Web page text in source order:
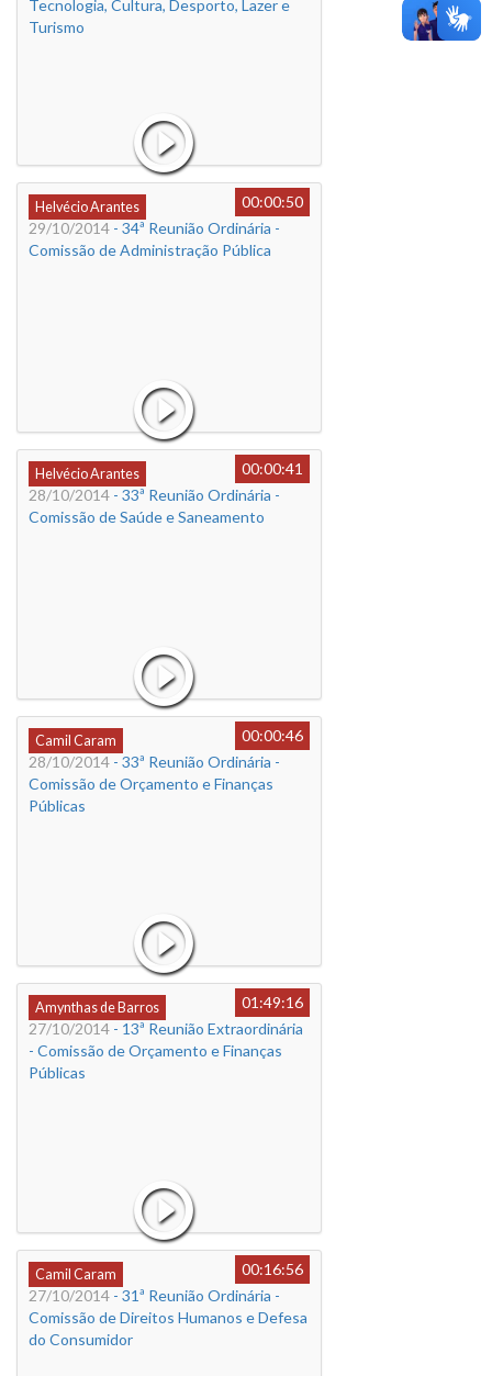
Tecnologia, Cultura, Desporto, Lazer e
Turismo
Helvécio Arantes
00:00:50
29/10/2014 - 34ª Reunião Ordinária -
Comissão de Administração Pública
Helvécio Arantes
00:00:41
28/10/2014 - 33ª Reunião Ordinária -
Comissão de Saúde e Saneamento
Camil Caram
00:00:46
28/10/2014 - 33ª Reunião Ordinária -
Comissão de Orçamento e Finanças
Públicas
Amynthas de Barros
01:49:16
27/10/2014 - 13ª Reunião Extraordinária
- Comissão de Orçamento e Finanças
Públicas
Camil Caram
00:16:56
27/10/2014 - 31ª Reunião Ordinária -
Comissão de Direitos Humanos e Defesa
do Consumidor